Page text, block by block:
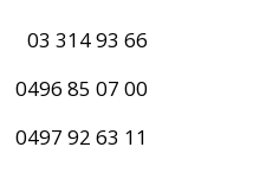
03 314 93 66
0496 85 07 00
0497 92 63 11